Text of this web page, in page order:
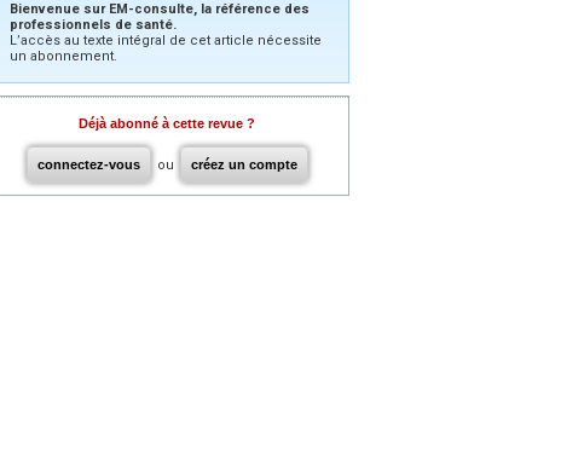
Bienvenue sur EM-consulte, la référence des
professionnels de santé.
L’accès au texte intégral de cet article nécessite
un abonnement.
Déjà abonné à cette revue ?
connectez-vous ou créez un compte